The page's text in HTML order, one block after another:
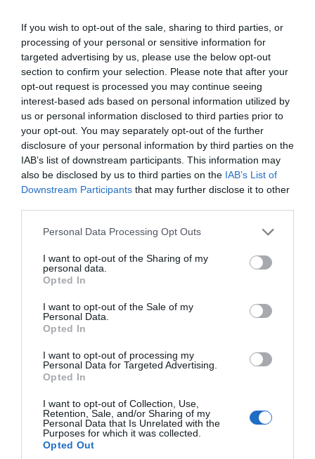
If you wish to opt-out of the sale, sharing to third parties, or
processing of your personal or sensitive information for
targeted advertising by us, please use the below opt-out
section to confirm your selection. Please note that after your
opt-out request is processed you may continue seeing
interest-based ads based on personal information utilized by
us or personal information disclosed to third parties prior to
your opt-out. You may separately opt-out of the further
disclosure of your personal information by third parties on the
IAB’s list of downstream participants. This information may
also be disclosed by us to third parties on the IAB’s List of
Downstream Participants that may further disclose it to other
Please note that this website/app uses one or more Google
not limited to your visit or usage behaviour. You may click to
grant or deny consent to Google and its third-party tags to
use your data for below specified purposes in below Google
consent section.
Personal Data Processing Opt Outs
I want to opt-out of the Sharing of my
personal data.
Opted In
I want to opt-out of the Sale of my
Personal Data.
Opted In
I want to opt-out of processing my
Personal Data for Targeted Advertising.
Opted In
I want to opt-out of Collection, Use,
Retention, Sale, and/or Sharing of my
Personal Data that Is Unrelated with the
Purposes for which it was collected.
Opted Out